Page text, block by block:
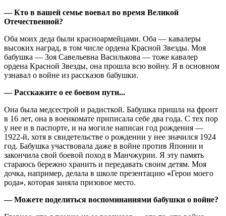
— Кто в вашей семье воевал во время Великой
Отечественной?
Оба моих деда были красноармейцами. Оба — кавалеры
высоких наград, в том числе ордена Красной Звезды. Моя
бабушка — Зоя Савельевна Василькова — тоже кавалер
ордена Красной Звезды, она прошла всю войну. Я в основном
узнавал о войне из рассказов бабушки.
— Расскажите о ее боевом пути...
Она была медсестрой и радисткой. Бабушка пришла на фронт
в 16 лет, она в военкомате приписала себе два года. С тех пор
у нее и в паспорте, и на могиле написан год рождения —
1922-й, хотя в свидетельстве о рождении у нее значился 1924
год. Бабушка участвовала даже в войне против Японии и
закончила свой боевой поход в Манчжурии. Я эту память
стараюсь бережно хранить и передавать своим детям. Моя
дочка, например, делала в школе презентацию «Герои моего
рода», которая заняла призовое место.
— Можете поделиться воспоминаниями бабушки о войне?